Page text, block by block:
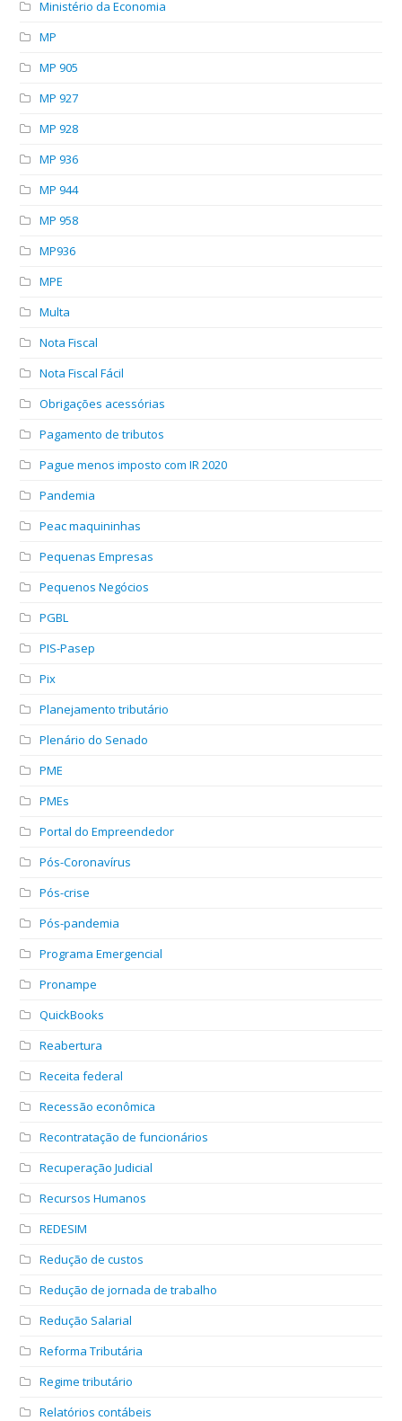
Ministério da Economia
MP
MP 905
MP 927
MP 928
MP 936
MP 944
MP 958
MP936
MPE
Multa
Nota Fiscal
Nota Fiscal Fácil
Obrigações acessórias
Pagamento de tributos
Pague menos imposto com IR 2020
Pandemia
Peac maquininhas
Pequenas Empresas
Pequenos Negócios
PGBL
PIS-Pasep
Pix
Planejamento tributário
Plenário do Senado
PME
PMEs
Portal do Empreendedor
Pós-Coronavírus
Pós-crise
Pós-pandemia
Programa Emergencial
Pronampe
QuickBooks
Reabertura
Receita federal
Recessão econômica
Recontratação de funcionários
Recuperação Judicial
Recursos Humanos
REDESIM
Redução de custos
Redução de jornada de trabalho
Redução Salarial
Reforma Tributária
Regime tributário
Relatórios contábeis